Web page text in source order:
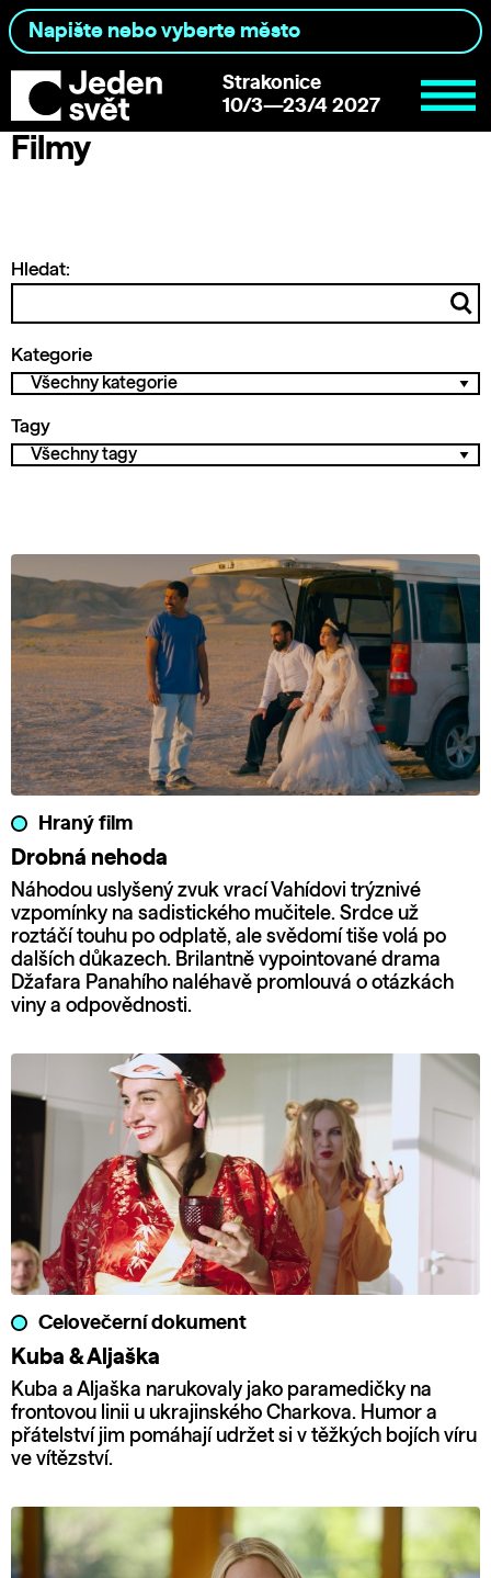
Strakonice
10/3—23/4 2027
Filmy
Hledat:
Kategorie
Tagy
Hraný film
Drobná nehoda
Náhodou uslyšený zvuk vrací Vahídovi trýznivé
vzpomínky na sadistického mučitele. Srdce už
roztáčí touhu po odplatě, ale svědomí tiše volá po
dalších důkazech. Brilantně vypointované drama
Džafara Panahího naléhavě promlouvá o otázkách
viny a odpovědnosti.
Celovečerní dokument
Kuba & Aljaška
Kuba a Aljaška narukovaly jako paramedičky na
frontovou linii u ukrajinského Charkova. Humor a
přátelství jim pomáhají udržet si v těžkých bojích víru
ve vítězství.